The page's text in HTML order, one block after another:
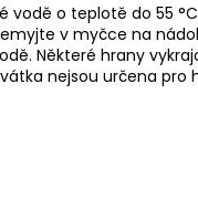
vodě o teplotě do 55
v myčce na
Některé hrany
nejsou určena pro